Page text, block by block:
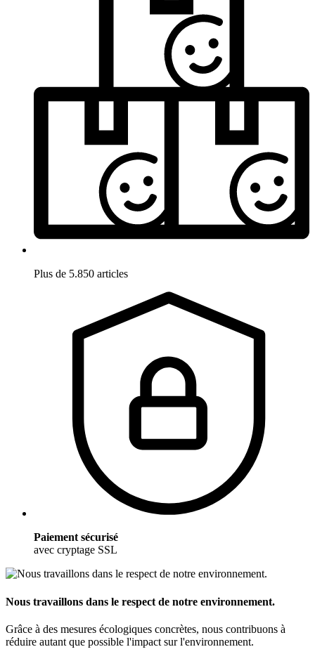
Plus de 5.850 articles
Paiement sécurisé
avec cryptage SSL
Nous travaillons dans le respect de notre environnement.
Grâce à des mesures écologiques concrètes, nous contribuons à
réduire autant que possible l'impact sur l'environnement.